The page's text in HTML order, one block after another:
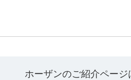
ホーザンのご紹介ページ